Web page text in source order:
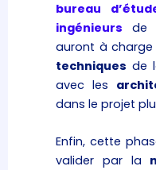
bureau
ingénieurs de
auront à charge
techniques de
avec les
dans le projet
Enfin, cette
valider par la